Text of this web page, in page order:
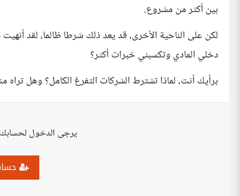
بين أكثر من مشروع.
لكن على الناحية الأخرى، قد يعد ذلك شرطا ظالما، لقد
دخلي المادي وتكسبني خبرات أكثر؟
برأيك أنت، لماذا تشترط الشركات التفرغ الكامل؟ وهل تراه
يرجى الدخول